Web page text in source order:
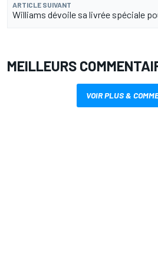
ARTICLE SUIVANT
Williams dévoile sa livrée spéciale
MEILLEURS
VOIR PLUS &